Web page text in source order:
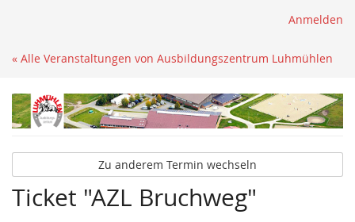
Anmelden
« Alle Veranstaltungen von Ausbildungszentrum Luhmühlen
Zu anderem Termin wechseln
Ticket "AZL Bruchweg"